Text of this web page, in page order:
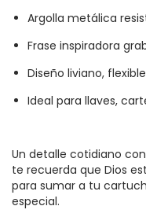
Argolla metálica
Frase inspiradora
Diseño liviano,
Ideal para llaves,
Un detalle cotidiano
te recuerda que Dios
para sumar a tu
especial.